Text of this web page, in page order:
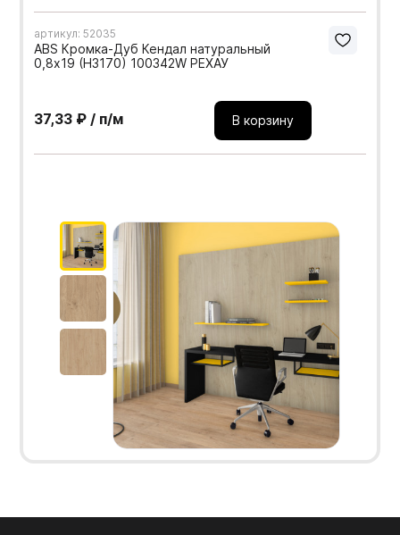
артикул: 52035
ABS Кромка-Дуб Кендал натуральный
0,8х19 (H3170) 100342W РЕХАУ
37,33 ₽ / п/м В корзину